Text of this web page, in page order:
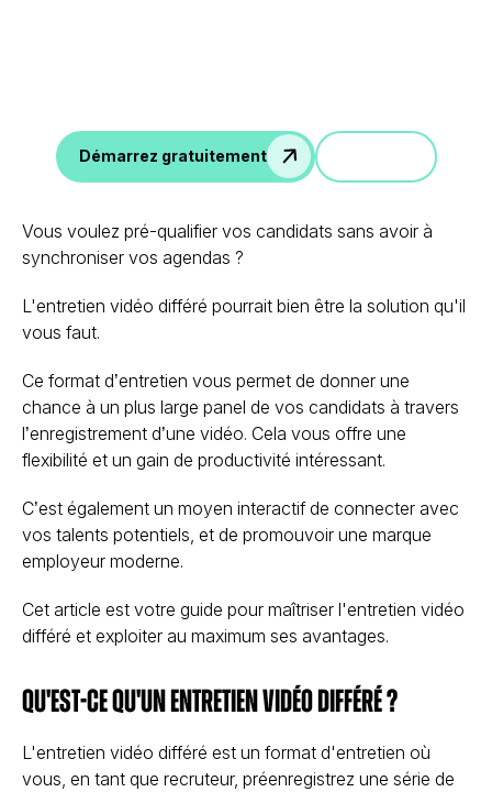
Démarrez gratuitement
Vous voulez pré-qualifier vos candidats sans avoir à
synchroniser vos agendas ?
L'entretien vidéo différé pourrait bien être la solution qu'il
vous faut.
Ce format d’entretien vous permet de donner une
chance à un plus large panel de vos candidats à travers
l’enregistrement d’une vidéo. Cela vous offre une
flexibilité et un gain de productivité intéressant.
C’est également un moyen interactif de connecter avec
vos talents potentiels, et de promouvoir une marque
employeur moderne.
Cet article est votre guide pour maîtriser l'entretien vidéo
différé et exploiter au maximum ses avantages.
Qu'est-ce qu'un entretien vidéo différé ?
L'entretien vidéo différé est un format d'entretien où
vous, en tant que recruteur, préenregistrez une série de